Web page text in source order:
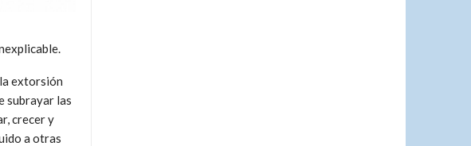
extorsión
subrayar las
crecer y
a otras